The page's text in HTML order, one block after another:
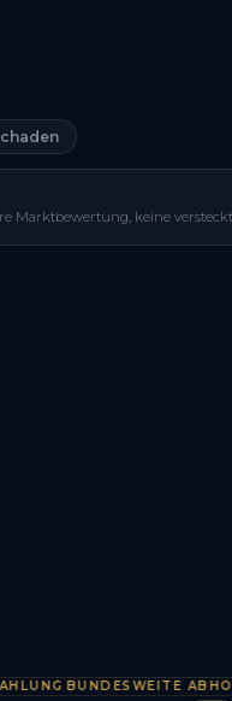
Kostenlos anfragen
Marktbewertung, keine
BUNDESWEITE ABHOLUNG